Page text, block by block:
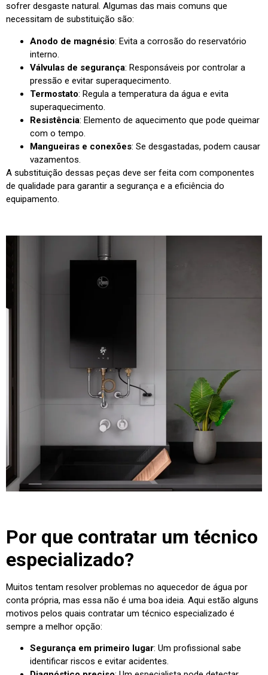
sofrer desgaste natural. Algumas das mais comuns que
necessitam de substituição são:
Anodo de magnésio: Evita a corrosão do reservatório
interno.
Válvulas de segurança: Responsáveis por controlar a
pressão e evitar superaquecimento.
Termostato: Regula a temperatura da água e evita
superaquecimento.
Resistência: Elemento de aquecimento que pode queimar
com o tempo.
Mangueiras e conexões: Se desgastadas, podem causar
vazamentos.
A substituição dessas peças deve ser feita com componentes
de qualidade para garantir a segurança e a eficiência do
equipamento.
Por que contratar um técnico
especializado?
Muitos tentam resolver problemas no aquecedor de água por
conta própria, mas essa não é uma boa ideia. Aqui estão alguns
motivos pelos quais contratar um técnico especializado é
sempre a melhor opção:
Segurança em primeiro lugar: Um profissional sabe
identificar riscos e evitar acidentes.